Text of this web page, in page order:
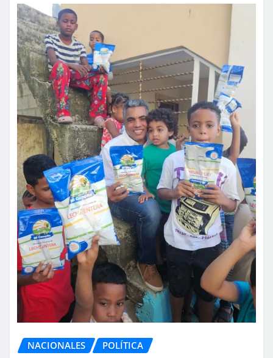
NACIONALES POLÍTICA